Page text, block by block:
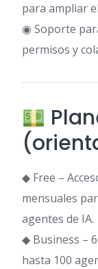
para ampliar
◉ Soporte
permisos y
◆ Free –
mensuales
agentes de IA.
◆ Business –
hasta 100